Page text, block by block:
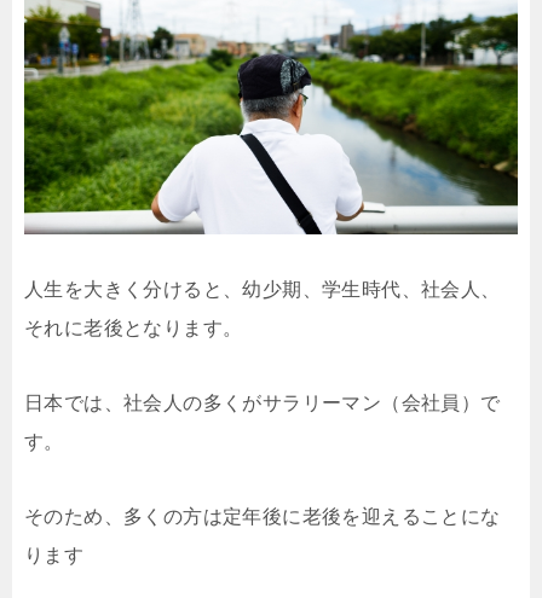
人生を大きく分けると、幼少期、学生時代、社会人、
それに老後となります。
日本では、社会人の多くがサラリーマン（会社員）で
す。
そのため、多くの方は定年後に老後を迎えることにな
ります